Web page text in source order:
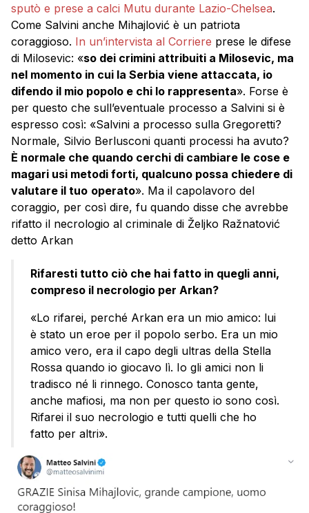
sputò e prese a calci Mutu durante Lazio-Chelsea.
Come Salvini anche Mihajlović è un patriota
coraggioso. In un’intervista al Corriere prese le difese
di Milosevic: «so dei crimini attribuiti a Milosevic, ma
nel momento in cui la Serbia viene attaccata, io
difendo il mio popolo e chi lo rappresenta». Forse è
per questo che sull’eventuale processo a Salvini si è
espresso così: «Salvini a processo sulla Gregoretti?
Normale, Silvio Berlusconi quanti processi ha avuto?
È normale che quando cerchi di cambiare le cose e
magari usi metodi forti, qualcuno possa chiedere di
valutare il tuo operato». Ma il capolavoro del
coraggio, per così dire, fu quando disse che avrebbe
rifatto il necrologio al criminale di Željko Ražnatović
detto Arkan
Rifaresti tutto ciò che hai fatto in quegli anni,
compreso il necrologio per Arkan?
«Lo rifarei, perché Arkan era un mio amico: lui
è stato un eroe per il popolo serbo. Era un mio
amico vero, era il capo degli ultras della Stella
Rossa quando io giocavo lì. Io gli amici non li
tradisco né li rinnego. Conosco tanta gente,
anche mafiosi, ma non per questo io sono così.
Rifarei il suo necrologio e tutti quelli che ho
fatto per altri».